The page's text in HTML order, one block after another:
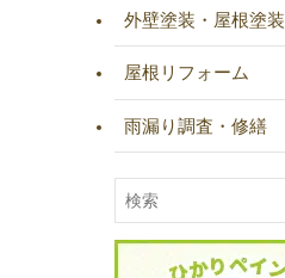
外壁塗装・屋根塗装
屋根リフォーム
雨漏り調査・修繕